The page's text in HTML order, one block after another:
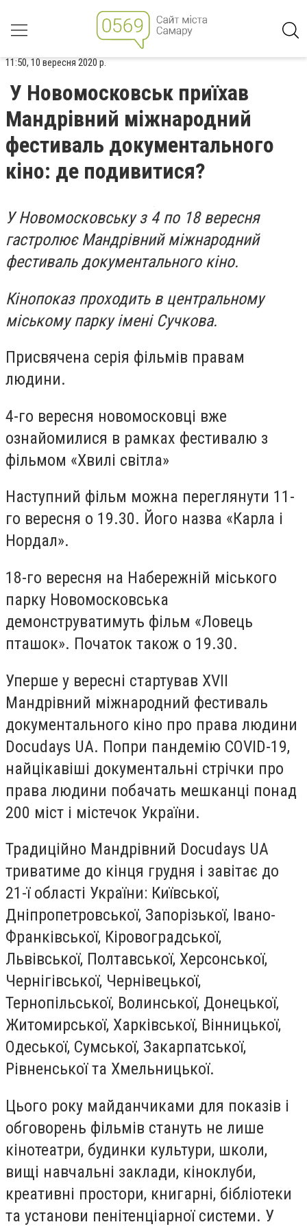
11:50, 10 вересня 2020 р.
У Новомосковськ приїхав
Мандрівний міжнародний
фестиваль документального
кіно: де подивитися?
У Новомосковську з 4 по 18 вересня
гастролює Мандрівний міжнародний
фестиваль документального кіно.
Кінопоказ проходить в центральному
міському парку імені Сучкова.
Присвячена серія фільмів правам
людини.
4-го вересня новомосковці вже
ознайомилися в рамках фестивалю з
фільмом «Хвилі світла»
Наступний фільм можна переглянути 11-
го вересня о 19.30. Його назва «Карла і
Нордал».
18-го вересня на Набережній міського
парку Новомосковська
демонструватимуть фільм «Ловець
пташок». Початок також о 19.30.
Уперше у вересні стартував XVIІ
Мандрівний міжнародний фестиваль
документального кіно про права людини
Docudays UA. Попри пандемію COVID-19,
найцікавіші документальні стрічки про
права людини побачать мешканці понад
200 міст і містечок України.
Традиційно Мандрівний Docudays UA
триватиме до кінця грудня і завітає до
21-ї області України: Київської,
Дніпропетровської, Запорізької, Івано-
Франківської, Кіровоградської,
Львівської, Полтавської, Херсонської,
Чернігівської, Чернівецької,
Тернопільської, Волинської, Донецької,
Житомирської, Харківської, Вінницької,
Одеської, Сумської, Закарпатської,
Рівненської та Хмельницької.
Цього року майданчиками для показів і
обговорень фільмів стануть не лише
кінотеатри, будинки культури, школи,
вищі навчальні заклади, кіноклуби,
креативні простори, книгарні, бібліотеки
та установи пенітенціарної системи. У